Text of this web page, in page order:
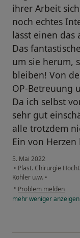
ihrer Arbeit
noch echtes
lässt einen das
Das
um sie herum,
bleiben! Von
OP-Betreuung
Da ich selbst
sehr gut
alle trotzdem
Ein von
5. Mai 2022
• Plast. Chirurgie
Köhler u.w. •
• Problem melden
mehrwenigeranzeigen